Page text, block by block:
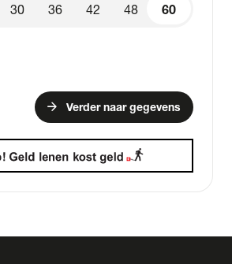
60
30 36 42 48 60
arrow_forward Verder naar gegevens